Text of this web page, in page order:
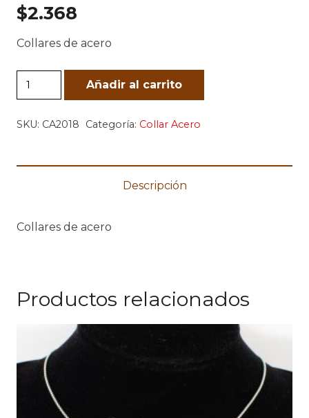
$2.368
Collares de acero
CA2018
cantidad
Añadir al carrito
SKU: CA2018 Categoría: Collar Acero
Descripción
Collares de acero
Productos relacionados